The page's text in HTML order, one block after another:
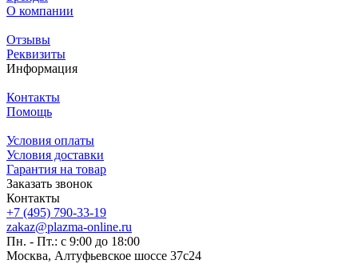
О компании
Отзывы
Реквизиты
Информация
Контакты
Помощь
Условия оплаты
Условия доставки
Гарантия на товар
Заказать звонок
Контакты
+7 (495) 790-33-19
zakaz@plazma-online.ru
Пн. - Пт.: с 9:00 до 18:00
Москва, Алтуфьевское шоссе 37с24